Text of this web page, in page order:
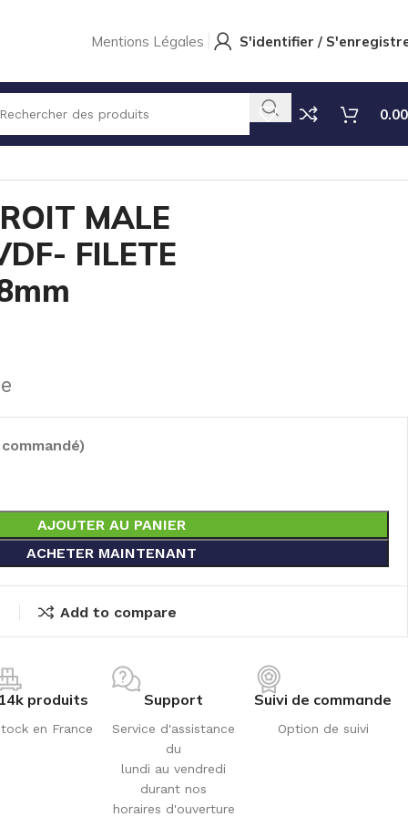
Mentions Légales S'identifier /
0.00
MALE
FILETE
AJOUTER AU PANIER
ACHETER MAINTENANT
Add to compare
produits
en France
Support
Service d'assistance
du
lundi au vendredi
durant nos
horaires d'ouverture
Suivi de commande
Option de suivi